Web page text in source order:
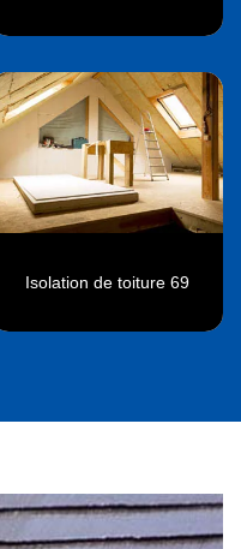
Isolation de toiture 69